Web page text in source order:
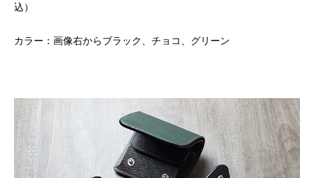
込）
カラー：画像右からブラック、チョコ、グリーン